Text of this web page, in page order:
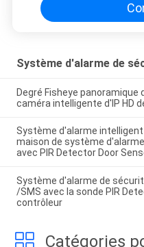
Système d'alarme de
Degré Fisheye panoramique
caméra intelligente d'IP HD
Système d'alarme intelligent
maison de système
avec PIR Detector Door
Système d'alarme de
/SMS avec la sonde PIR
contrôleur
Catégories